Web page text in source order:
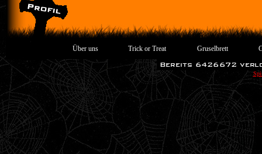
Über uns Trick or Treat Gruselbrett